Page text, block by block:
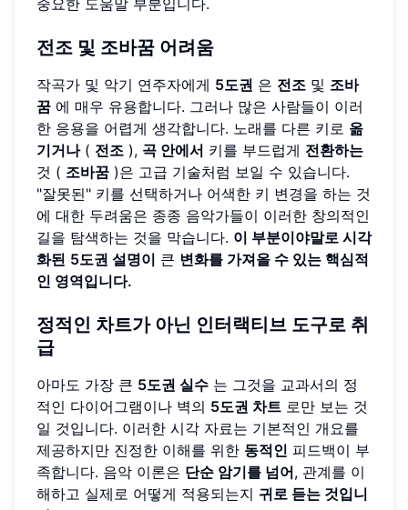
중요한 도움말 부분입니다.
전조 및 조바꿈 어려움
작곡가 및 악기 연주자에게 5도권 은 전조 및 조바
꿈 에 매우 유용합니다. 그러나 많은 사람들이 이러
한 응용을 어렵게 생각합니다. 노래를 다른 키로 옮
기거나( 전조 ), 곡 안에서 키를 부드럽게 전환하는
것 ( 조바꿈 )은 고급 기술처럼 보일 수 있습니다.
"잘못된" 키를 선택하거나 어색한 키 변경을 하는 것
에 대한 두려움은 종종 음악가들이 이러한 창의적인
길을 탐색하는 것을 막습니다. 이 부분이야말로 시각
화된 5도권 설명이 큰 변화를 가져올 수 있는 핵심적
인 영역입니다.
정적인 차트가 아닌 인터랙티브 도구로 취
급
아마도 가장 큰 5도권 실수 는 그것을 교과서의 정
적인 다이어그램이나 벽의 5도권 차트 로만 보는 것
일 것입니다. 이러한 시각 자료는 기본적인 개요를
제공하지만 진정한 이해를 위한 동적인 피드백이 부
족합니다. 음악 이론은 단순 암기를 넘어, 관계를 이
해하고 실제로 어떻게 적용되는지 귀로 듣는 것입니